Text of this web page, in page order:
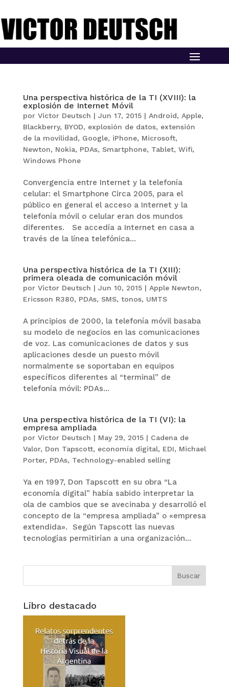
Una perspectiva histórica de la TI (XVIII): la
explosión de Internet Móvil
por Victor Deutsch | Jun 17, 2015| Android, Apple,
Blackberry, BYOD, explosión de datos, extensión
de la movilidad, Google, iPhone, Microsoft,
Newton, Nokia, PDAs, Smartphone, Tablet, Wifi,
Windows Phone
Convergencia entre Internet y la telefonía
celular: el Smartphone Circa 2005, para el
público en general el acceso a Internet y la
telefonía móvil o celular eran dos mundos
diferentes. Se accedía a Internet en casa a
través de la línea telefónica...
Una perspectiva histórica de la TI (XIII):
primera oleada de comunicación móvil
por Victor Deutsch | Jun 10, 2015| Apple Newton,
Ericsson R380, PDAs, SMS, tonos, UMTS
A principios de 2000, la telefonía móvil basaba
su modelo de negocios en las comunicaciones
de voz. Las comunicaciones de datos y sus
aplicaciones desde un puesto móvil
normalmente se soportaban en equipos
específicos diferentes al “terminal” de
telefonía móvil: PDAs...
Una perspectiva histórica de la TI (VI): la
empresa ampliada
por Victor Deutsch | May 29, 2015| Cadena de
Valor, Don Tapscott, economía digital, EDI, Michael
Porter, PDAs, Technology-enabled selling
Ya en 1997, Don Tapscott en su obra “La
economía digital” había sabido interpretar la
ola de cambios que se avecinaba y desarrolló el
concepto de la “empresa ampliada” o «empresa
extendida». Según Tapscott las nuevas
tecnologías permitirían a una organización...
Libro destacado